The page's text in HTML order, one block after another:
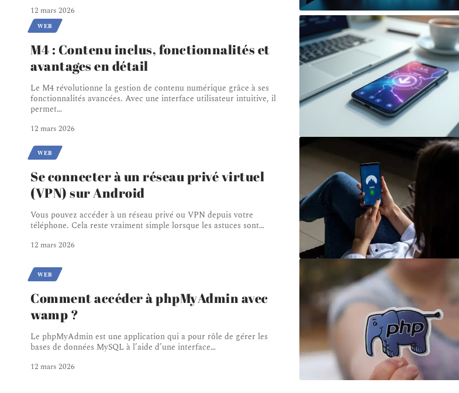
12 mars 2026
WEB
M4 : Contenu inclus, fonctionnalités et
avantages en détail
Le M4 révolutionne la gestion de contenu numérique grâce à ses
fonctionnalités avancées. Avec une interface utilisateur intuitive, il
permet…
12 mars 2026
WEB
Se connecter à un réseau privé virtuel
(VPN) sur Android
Vous pouvez accéder à un réseau privé ou VPN depuis votre
téléphone. Cela reste vraiment simple lorsque les astuces sont…
12 mars 2026
WEB
Comment accéder à phpMyAdmin avec
wamp ?
Le phpMyAdmin est une application qui a pour rôle de gérer les
bases de données MySQL à l’aide d’une interface…
12 mars 2026